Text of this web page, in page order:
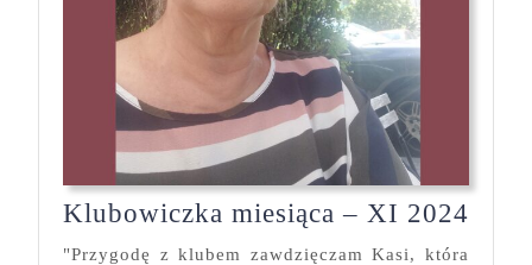
Klubowiczka miesiąca – XI 2024
"Przygodę z klubem zawdzięczam Kasi, która